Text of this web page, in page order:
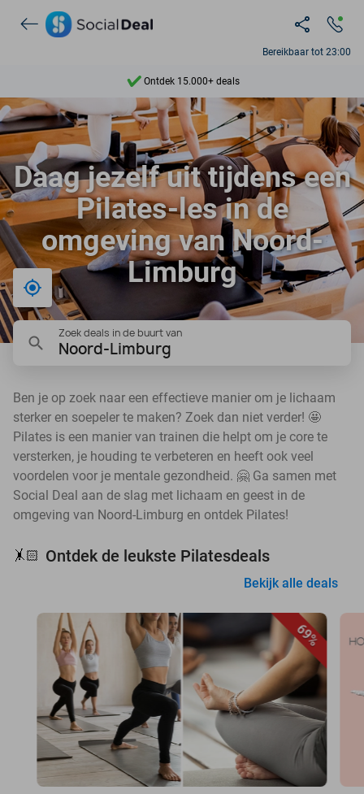
Bereikbaar tot 23:00
Ontdek 15.000+ deals
7 dagen per week beschikbaar
10+ miljoen leden
9,4
Ontdek 15.000+ deals
Daag jezelf uit tijdens een
Pilates-les in de
omgeving van Noord-
Limburg
Bij mij in de buurt
Zoek deals in de buurt van
Noord-Limburg
Ben je op zoek naar een effectieve manier om je lichaam
sterker en soepeler te maken? Zoek dan niet verder! 🤩
Pilates is een manier van trainen die helpt om je core te
versterken, je houding te verbeteren en heeft ook veel
voordelen voor je mentale gezondheid. 🤗 Ga samen met
Social Deal aan de slag met lichaam en geest in de
omgeving van Noord-Limburg en ontdek Pilates!
🤸🏻 Ontdek de leukste Pilatesdeals
Bekijk alle deals
69%